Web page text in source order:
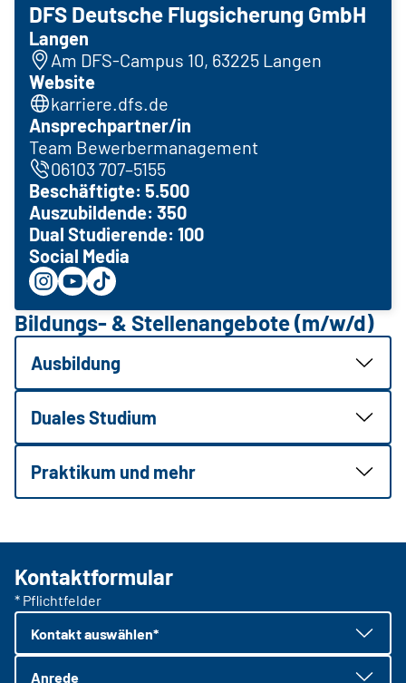
DFS Deutsche Flugsicherung GmbH
Langen
Am DFS-Campus 10, 63225 Langen
Website
karriere.dfs.de
Ansprechpartner/in
Team Bewerbermanagement
06103 707–5155
Beschäftigte: 5.500
Auszubildende: 350
Dual Studierende: 100
Social Media
Bildungs- & Stellenangebote (m/w/d)
Ausbildung
Duales Studium
Praktikum und mehr
Kontaktformular
* Pflichtfelder
Kontakt auswählen*
Anrede